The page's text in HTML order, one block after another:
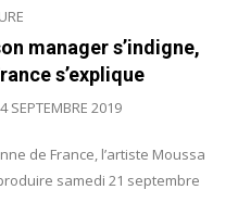
manager s’indigne,
s’explique
SEPTEMBRE 2019
de France, l’artiste Moussa
produire samedi 21 septembre